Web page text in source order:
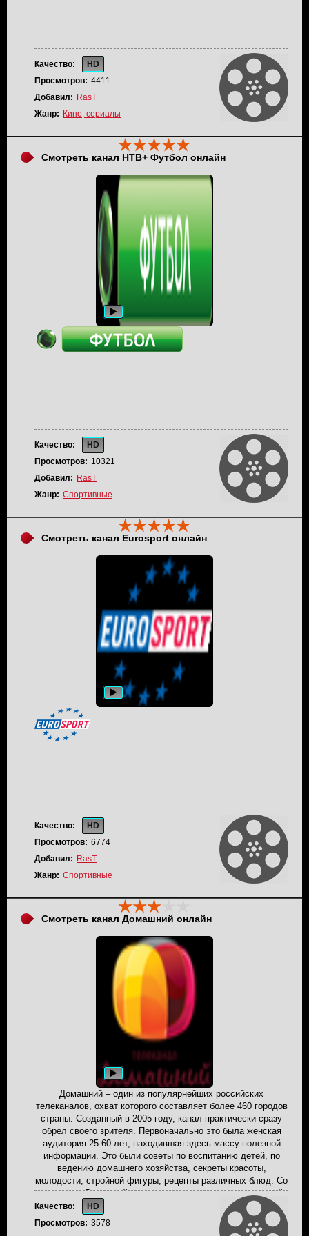
Качество:
HD
Просмотров: 4411
Добавил: RasT
Жанр: Кино, сериалы
Смотреть канал НТВ+ Футбол онлайн
Качество:
HD
Просмотров: 10321
Добавил: RasT
Жанр: Спортивные
Смотреть канал Eurosport онлайн
Качество:
HD
Просмотров: 6774
Добавил: RasT
Жанр: Спортивные
Смотреть канал Домашний онлайн
Домашний – один из популярнейших российских
телеканалов, охват которого составляет более 460 городов
страны. Созданный в 2005 году, канал практически сразу
обрел своего зрителя. Первоначально это была женская
аудитория 25-60 лет, находившая здесь массу полезной
информации. Это были советы по воспитанию детей, по
ведению домашнего хозяйства, секреты красоты,
молодости, стройной фигуры, рецепты различных блюд. Со
временем Домашний стал привлекать все более широкий
круг телезрителей, привлекая практически всех членов
семьи. Современный Домашний - телеканал, свободный от
жестокости, секса, насилия, предназначенный для
Качество:
HD
Просмотров: 3578